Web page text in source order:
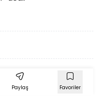
Paylaş Favoriler